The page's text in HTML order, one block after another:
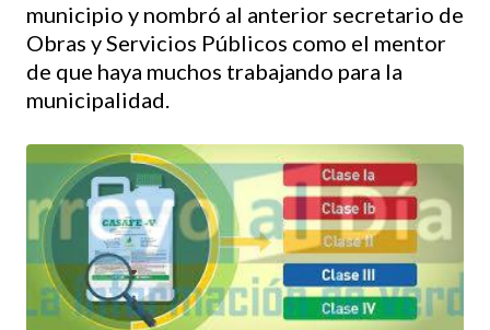
municipio y nombró al anterior secretario de
Obras y Servicios Públicos como el mentor
de que haya muchos trabajando para la
municipalidad.